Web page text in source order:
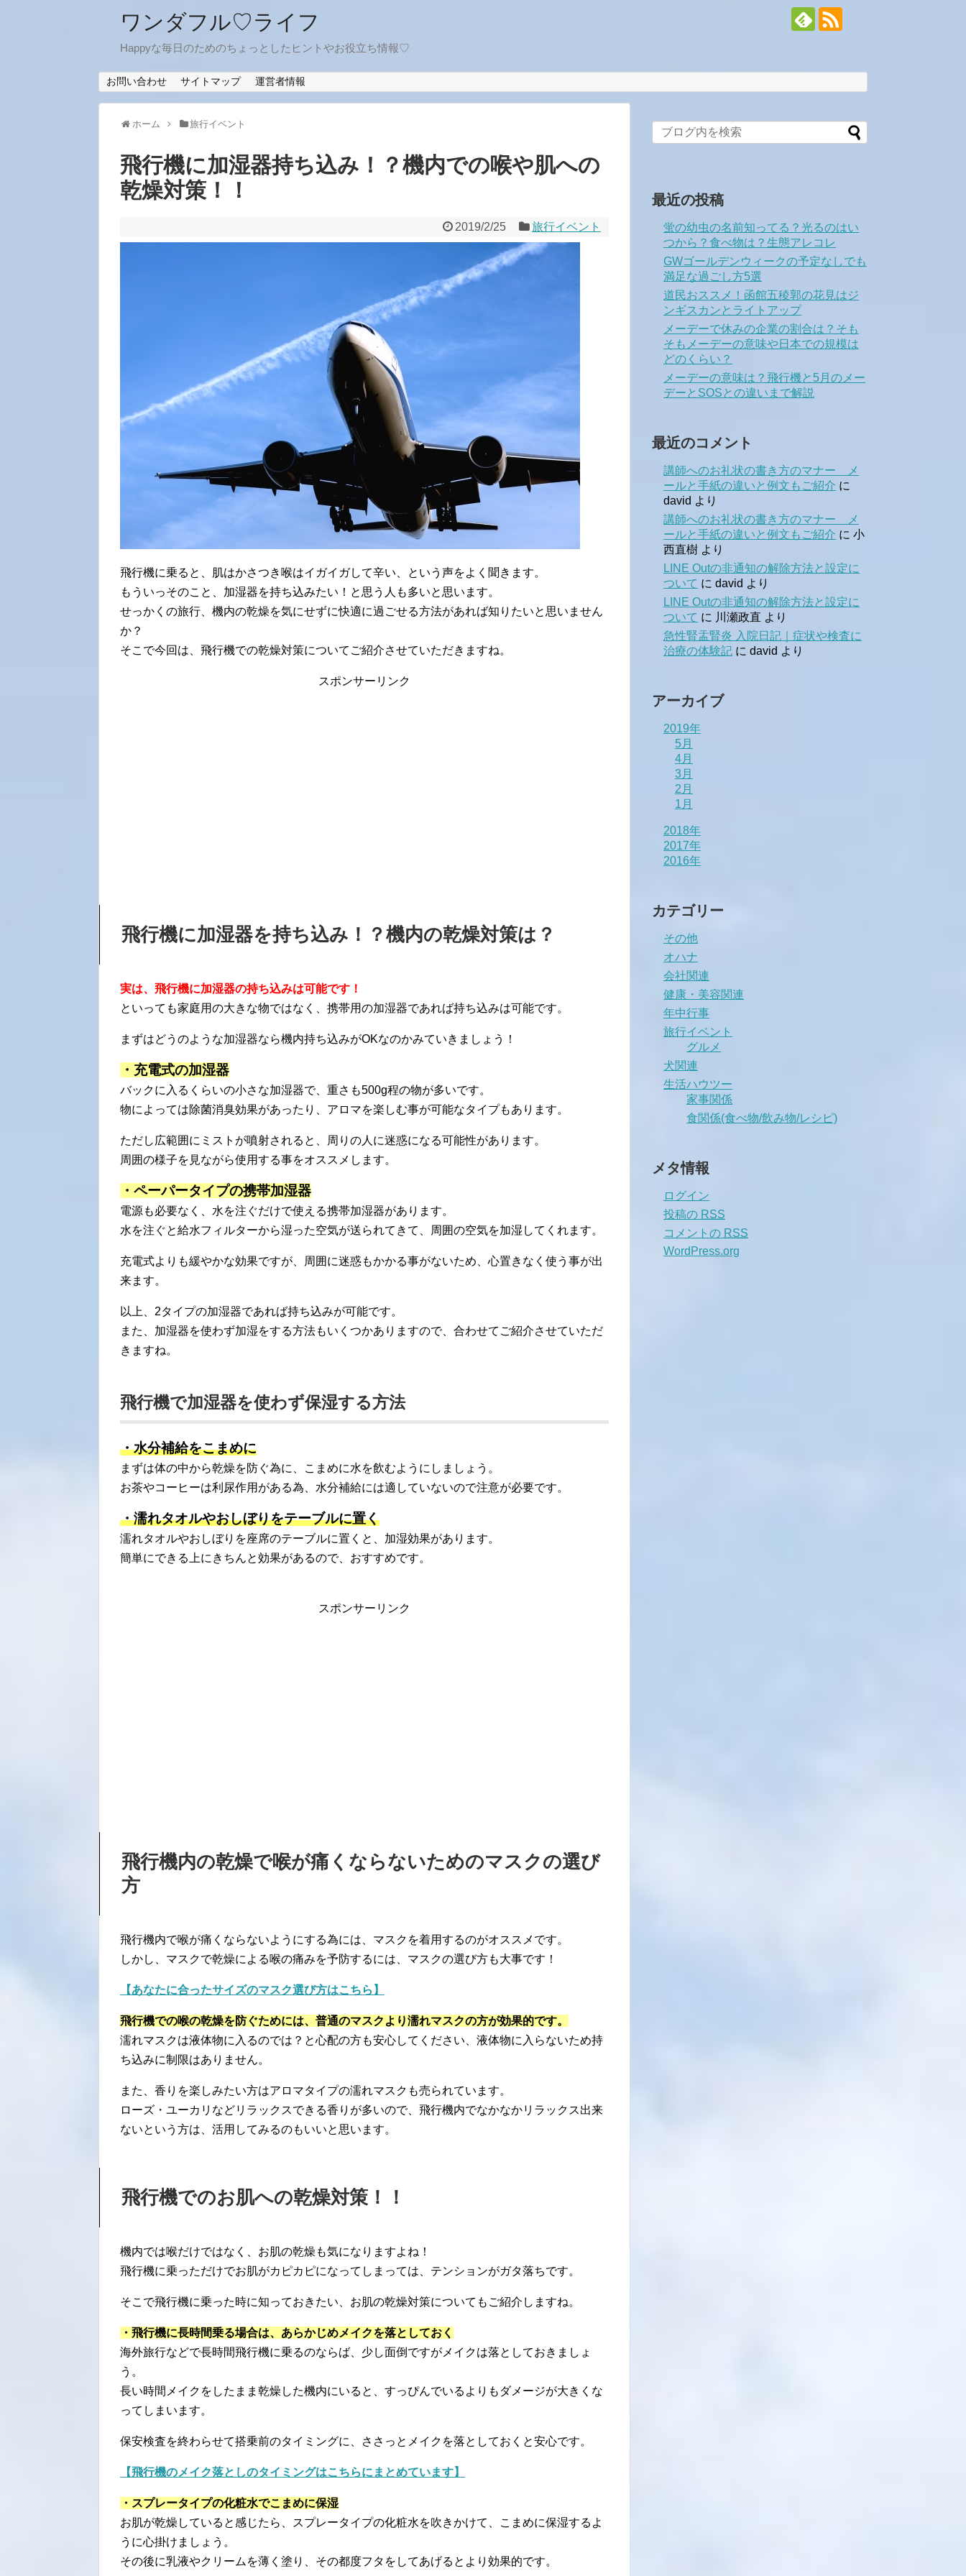
ワンダフル♡ライフ
Happyな毎日のためのちょっとしたヒントやお役立ち情報♡
お問い合わせ サイトマップ 運営者情報
ホーム 旅行イベント
飛行機に加湿器持ち込み！？機内での喉や肌への
乾燥対策！！
2019/2/25 旅行イベント
飛行機に乗ると、肌はかさつき喉はイガイガして辛い、という声をよく聞きます。
もういっそのこと、加湿器を持ち込みたい！と思う人も多いと思います。
せっかくの旅行、機内の乾燥を気にせずに快適に過ごせる方法があれば知りたいと思いません
か？
そこで今回は、飛行機での乾燥対策についてご紹介させていただきますね。
スポンサーリンク
飛行機に加湿器を持ち込み！？機内の乾燥対策は？
実は、飛行機に加湿器の持ち込みは可能です！
といっても家庭用の大きな物ではなく、携帯用の加湿器であれば持ち込みは可能です。
まずはどうのような加湿器なら機内持ち込みがOKなのかみていきましょう！
・充電式の加湿器
バックに入るくらいの小さな加湿器で、重さも500g程の物が多いです。
物によっては除菌消臭効果があったり、アロマを楽しむ事が可能なタイプもあります。
ただし広範囲にミストが噴射されると、周りの人に迷惑になる可能性があります。
周囲の様子を見ながら使用する事をオススメします。
・ペーパータイプの携帯加湿器
電源も必要なく、水を注ぐだけで使える携帯加湿器があります。
水を注ぐと給水フィルターから湿った空気が送られてきて、周囲の空気を加湿してくれます。
充電式よりも緩やかな効果ですが、周囲に迷惑もかかる事がないため、心置きなく使う事が出
来ます。
以上、2タイプの加湿器であれば持ち込みが可能です。
また、加湿器を使わず加湿をする方法もいくつかありますので、合わせてご紹介させていただ
きますね。
飛行機で加湿器を使わず保湿する方法
・水分補給をこまめに
まずは体の中から乾燥を防ぐ為に、こまめに水を飲むようにしましょう。
お茶やコーヒーは利尿作用がある為、水分補給には適していないので注意が必要です。
・濡れタオルやおしぼりをテーブルに置く
濡れタオルやおしぼりを座席のテーブルに置くと、加湿効果があります。
簡単にできる上にきちんと効果があるので、おすすめです。
スポンサーリンク
飛行機内の乾燥で喉が痛くならないためのマスクの選び
方
飛行機内で喉が痛くならないようにする為には、マスクを着用するのがオススメです。
しかし、マスクで乾燥による喉の痛みを予防するには、マスクの選び方も大事です！
【あなたに合ったサイズのマスク選び方はこちら】
飛行機での喉の乾燥を防ぐためには、普通のマスクより濡れマスクの方が効果的です。
濡れマスクは液体物に入るのでは？と心配の方も安心してください、液体物に入らないため持
ち込みに制限はありません。
また、香りを楽しみたい方はアロマタイプの濡れマスクも売られています。
ローズ・ユーカリなどリラックスできる香りが多いので、飛行機内でなかなかリラックス出来
ないという方は、活用してみるのもいいと思います。
飛行機でのお肌への乾燥対策！！
機内では喉だけではなく、お肌の乾燥も気になりますよね！
飛行機に乗っただけでお肌がカピカピになってしまっては、テンションがガタ落ちです。
そこで飛行機に乗った時に知っておきたい、お肌の乾燥対策についてもご紹介しますね。
・飛行機に長時間乗る場合は、あらかじめメイクを落としておく
海外旅行などで長時間飛行機に乗るのならば、少し面倒ですがメイクは落としておきましょ
う。
長い時間メイクをしたまま乾燥した機内にいると、すっぴんでいるよりもダメージが大きくな
ってしまいます。
保安検査を終わらせて搭乗前のタイミングに、ささっとメイクを落としておくと安心です。
【飛行機のメイク落としのタイミングはこちらにまとめています】
・スプレータイプの化粧水でこまめに保湿
お肌が乾燥していると感じたら、スプレータイプの化粧水を吹きかけて、こまめに保湿するよ
うに心掛けましょう。
その後に乳液やクリームを薄く塗り、その都度フタをしてあげるとより効果的です。
最近の投稿
蛍の幼虫の名前知ってる？光るのはい
つから？食べ物は？生態アレコレ
GWゴールデンウィークの予定なしでも
満足な過ごし方5選
道民おススメ！函館五稜郭の花見はジ
ンギスカンとライトアップ
メーデーで休みの企業の割合は？そも
そもメーデーの意味や日本での規模は
どのくらい？
メーデーの意味は？飛行機と5月のメー
デーとSOSとの違いまで解説
最近のコメント
講師へのお礼状の書き方のマナー メ
ールと手紙の違いと例文もご紹介 に
david より
講師へのお礼状の書き方のマナー メ
ールと手紙の違いと例文もご紹介 に 小
西直樹 より
LINE Outの非通知の解除方法と設定に
ついて に david より
LINE Outの非通知の解除方法と設定に
ついて に 川瀬政直 より
急性腎盂腎炎 入院日記｜症状や検査に
治療の体験記 に david より
アーカイブ
2019年
5月
4月
3月
2月
1月
2018年
2017年
2016年
カテゴリー
その他
オハナ
会社関連
健康・美容関連
年中行事
旅行イベント
グルメ
犬関連
生活ハウツー
家事関係
食関係(食べ物/飲み物/レシピ)
メタ情報
ログイン
投稿の RSS
コメントの RSS
WordPress.org